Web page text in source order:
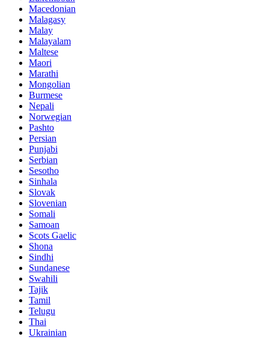
Macedonian
Malagasy
Malay
Malayalam
Maltese
Maori
Marathi
Mongolian
Burmese
Nepali
Norwegian
Pashto
Persian
Punjabi
Serbian
Sesotho
Sinhala
Slovak
Slovenian
Somali
Samoan
Scots Gaelic
Shona
Sindhi
Sundanese
Swahili
Tajik
Tamil
Telugu
Thai
Ukrainian